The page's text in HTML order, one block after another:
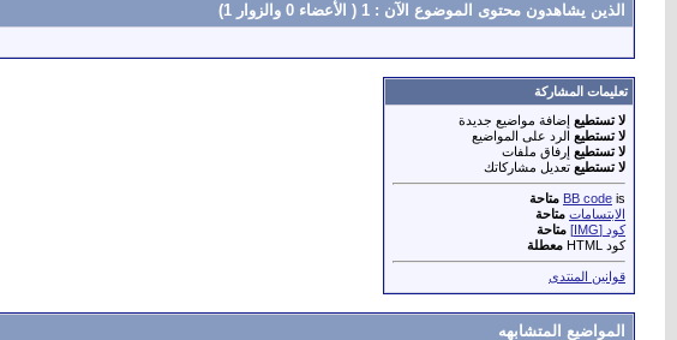
الذين يشاهدون محتوى الموضوع الآن : 1 ( الأعضاء 0 والزوار 1)
تعليمات المشاركة
لا تستطيع إضافة مواضيع جديدة
لا تستطيع الرد على المواضيع
لا تستطيع إرفاق ملفات
لا تستطيع تعديل مشاركاتك
BB code is
متاحة
الابتسامات متاحة
كود [IMG]
متاحة
كود HTML
معطلة
قوانين المنتدى
المواضيع المتشابهه